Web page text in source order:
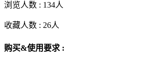
浏览人数 : 134人
收藏人数 : 26人
购买&使用要求 :